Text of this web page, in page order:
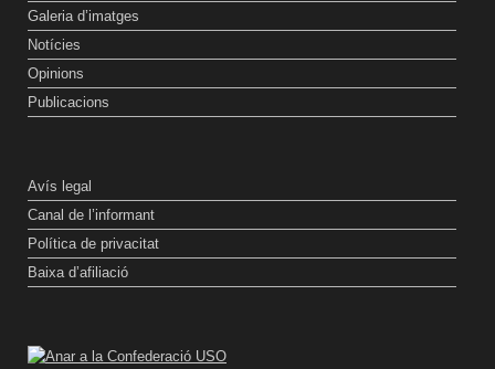
Galeria d’imatges
Notícies
Opinions
Publicacions
Avís legal
Canal de l’informant
Política de privacitat
Baixa d’afiliació